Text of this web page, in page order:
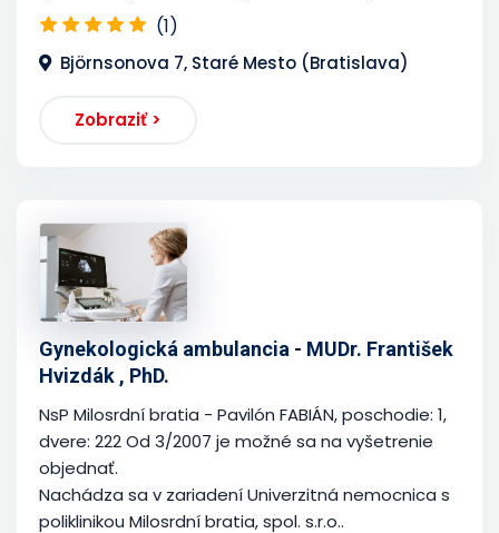
(1)
Björnsonova 7, Staré Mesto (Bratislava)
Zobraziť >
Gynekologická ambulancia - MUDr. František
Hvizdák , PhD.
NsP Milosrdní bratia - Pavilón FABIÁN, poschodie: 1,
dvere: 222 Od 3/2007 je možné sa na vyšetrenie
objednať.
Nachádza sa v zariadení Univerzitná nemocnica s
poliklinikou Milosrdní bratia, spol. s.r.o..